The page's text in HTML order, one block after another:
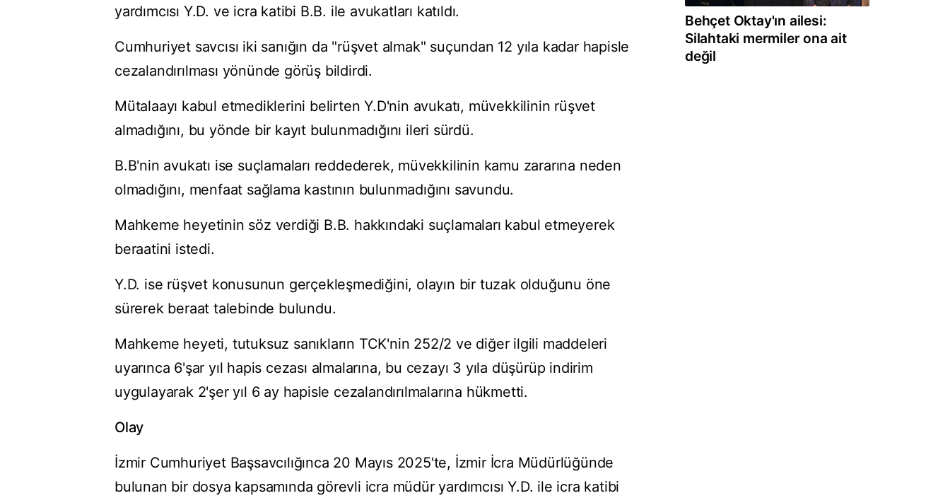
yardımcısı Y.D. ve icra katibi B.B. ile avukatları katıldı.
Cumhuriyet savcısı iki sanığın da "rüşvet almak" suçundan 12 yıla kadar hapisle
cezalandırılması yönünde görüş bildirdi.
Mütalaayı kabul etmediklerini belirten Y.D'nin avukatı, müvekkilinin rüşvet
almadığını, bu yönde bir kayıt bulunmadığını ileri sürdü.
B.B'nin avukatı ise suçlamaları reddederek, müvekkilinin kamu zararına neden
olmadığını, menfaat sağlama kastının bulunmadığını savundu.
Mahkeme heyetinin söz verdiği B.B. hakkındaki suçlamaları kabul etmeyerek
beraatini istedi.
Y.D. ise rüşvet konusunun gerçekleşmediğini, olayın bir tuzak olduğunu öne
sürerek beraat talebinde bulundu.
Mahkeme heyeti, tutuksuz sanıkların TCK'nin 252/2 ve diğer ilgili maddeleri
uyarınca 6'şar yıl hapis cezası almalarına, bu cezayı 3 yıla düşürüp indirim
uygulayarak 2'şer yıl 6 ay hapisle cezalandırılmalarına hükmetti.
Olay
İzmir Cumhuriyet Başsavcılığınca 20 Mayıs 2025'te, İzmir İcra Müdürlüğünde
bulunan bir dosya kapsamında görevli icra müdür yardımcısı Y.D. ile icra katibi
Behçet Oktay'ın ailesi:
Silahtaki mermiler ona ait
değil